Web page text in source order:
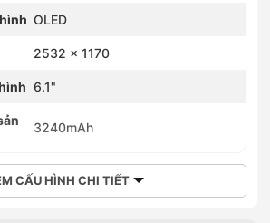
OLED
2532 x 1170
6.1"
3240mAh
CẤU HÌNH CHI TIẾT